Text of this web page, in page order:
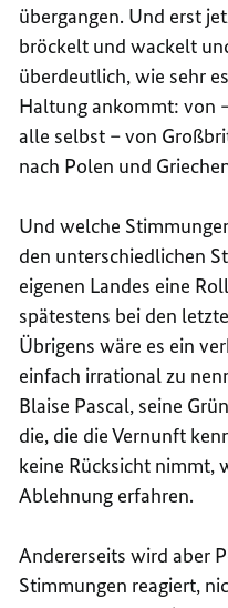
übergangen. Und erst
bröckelt und wackelt
überdeutlich, wie sehr
Haltung ankommt: von
alle selbst – von
nach Polen und
Und welche
den unterschiedlichen
eigenen Landes eine
spätestens bei den
Übrigens wäre es ein
einfach irrational zu
Blaise Pascal, seine
die, die die Vernunft
keine Rücksicht nimmt,
Ablehnung erfahren.
Andererseits wird aber
Stimmungen reagiert,